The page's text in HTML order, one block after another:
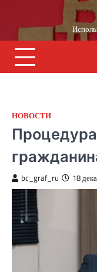
content
НОВОСТИ
bc_graf_ru 18